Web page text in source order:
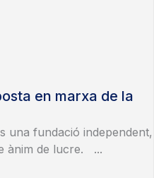
en marxa de la
una fundació independent,
ànim de lucre. ...